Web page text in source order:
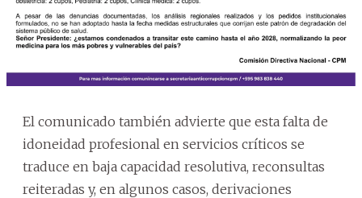
El comunicado también advierte que esta falta de
idoneidad profesional en servicios críticos se
traduce en baja capacidad resolutiva, reconsultas
reiteradas y, en algunos casos, derivaciones